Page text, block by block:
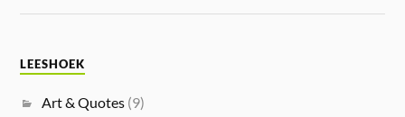
LEESHOEK
Art & Quotes (9)